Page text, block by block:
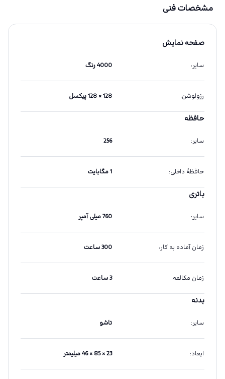
مشخصات فنی
صفحه نمایش
سایر: 4000 رنگ
رزولوشن: 128 × 128 پیکسل
حافظه
سایر:
256
حافظهٔ داخلی: 1 مگابایت
باتری
سایر: 760 میلی آمپر
زمان آماده به کار: 300 ساعت
زمان مکالمه: 3 ساعت
بدنه
سایر: تاشو
ابعاد: 23 × 85 × 46 میلیمتر